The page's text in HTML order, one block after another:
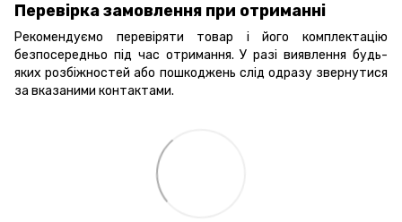
Перевірка замовлення при отриманні
Рекомендуємо перевіряти товар і його комплектацію
безпосередньо під час отримання. У разі виявлення будь-
яких розбіжностей або пошкоджень слід одразу звернутися
за вказаними контактами.